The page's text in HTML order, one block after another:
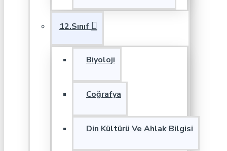
12.Sınıf
Biyoloji
Coğrafya
Din Kültürü Ve Ahlak Bilgisi